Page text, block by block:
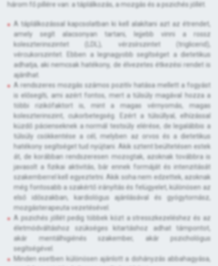
három fő pillére van: a táplálkozás, a mozgás és a pszichés jóllét.
A táplálkozással kapcsolatban ki kell alakítani azt az étrendet,
amely segít alacsonyan tartani, lejjebb vinni a rossz
koleszterinszintet (LDL), vérzsírszintet (triglicerid),
vércukorszintet. Ebben a legnagyobb segítséget a dietetikus
adhatja, aki nemcsak hatékony, de élvezetes étkezési rendet is
ajánlhat.
A rendszeres mozgás számos pozitív hatása mellett a fogyást
is elősegíti, ami azért fontos, mert a túlsúly magával hozza a
többi rizikófaktort is, mint a magas vérnyomás, magas
koleszterinszint, cukorbetegség. Ezért a túlsúllyal, elhízással
küzdő pácienseknek a normál testsúly elérése, de legalábbis a
túlsúly csökkentése a cél, melyben az orvos és a dietetikus
hatékony segítséget tud nyújtani. Akik sztent beültetésen estek
át, de korábban rendszeresen mozogtak, azoknak továbbra is
javasolt a fizikai aktivitás, bár ennek formáját és intenzitását
szakemberrel kell egyeztetni. Akik soha nem edzettek, azoknak
még fontosabb a szakértő irányítás és felügyelet, különösen az
első időszakban, kardiológus ajánlásával és gyógytornász,
mozgásterapeuta vezetésével.
A pszichés jóllét pedig többek közt a stresszkezeléshez és az
életmódváltáshoz szükséges kitartáshoz adhat támpontot,
akár mentálhigiénés szakember, akár pszichológus
segítségével.
Minden esetben különösen ajánlott a dohányzás abbahagyása,